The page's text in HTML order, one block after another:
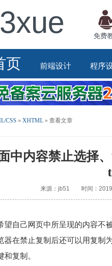
免费
页 前端设计 程序
CSS » XHTML » 查看文章
中内容禁止选择
来源：jb51 时间：
望自己网页中所呈现的内容不
器在禁止复制后还可以用复制
复制。